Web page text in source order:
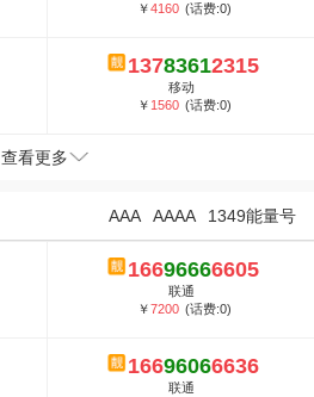
￥4160 (话费:0)
13783612315
移动
￥ 1560 (话费:0)
查看更多
1349能量号
AAAA
AAA
16696666605
联通
￥7200 (话费:0)
16696066636
联通